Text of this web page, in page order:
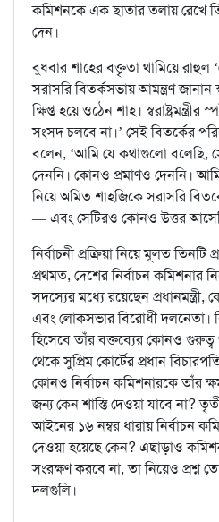
কমিশনকে এক ছাতার তলায় রেখে
দেন।
বুধবার শাহের বক্তৃতা থামিয়ে
সরাসরি বিতর্কসভায় আমন্ত্রণ জানান
ক্ষিপ্ত হয়ে ওঠেন শাহ।
সংসদ চলবে না।’ সেই বিতর্কের
বলেন, ‘আমি যে কথাগুলো বলেছি,
দেননি। কোনও প্রমাণও দেননি।
নিয়ে অমিত শাহজিকে সরাসরি
— এবং সেটিরও কোনও উত্তর
নির্বাচনী প্রক্রিয়া নিয়ে মূলত
প্রথমত, দেশের নির্বাচন কমিশনার
সদস্যের মধ্যে রয়েছেন প্রধানমন্ত্রী,
এবং লোকসভার বিরোধী দলনেতা।
হিসেবে তাঁর বক্তব্যের কোনও
থেকে সুপ্রিম কোর্টের প্রধান
কোনও নির্বাচন কমিশনারকে তাঁর
জন্য কেন শাস্তি দেওয়া যাবে না?
আইনের ১৬ নম্বর ধারায় নির্বাচন
দেওয়া হয়েছে কেন? এছাড়াও
সংরক্ষণ করবে না, তা নিয়েও প্রশ্ন
দলগুলি।